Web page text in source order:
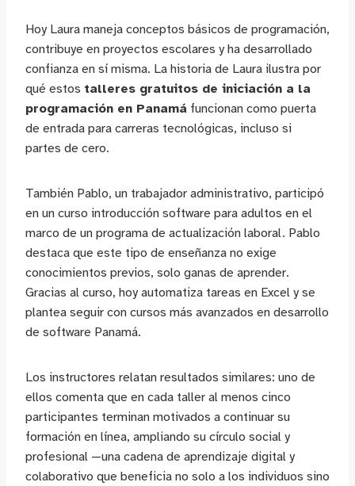
Hoy Laura maneja conceptos básicos de programación,
contribuye en proyectos escolares y ha desarrollado
confianza en sí misma. La historia de Laura ilustra por
qué estos talleres gratuitos de iniciación a la
programación en Panamá funcionan como puerta
de entrada para carreras tecnológicas, incluso si
partes de cero.
También Pablo, un trabajador administrativo, participó
en un curso introducción software para adultos en el
marco de un programa de actualización laboral. Pablo
destaca que este tipo de enseñanza no exige
conocimientos previos, solo ganas de aprender.
Gracias al curso, hoy automatiza tareas en Excel y se
plantea seguir con cursos más avanzados en desarrollo
de software Panamá.
Los instructores relatan resultados similares: uno de
ellos comenta que en cada taller al menos cinco
participantes terminan motivados a continuar su
formación en línea, ampliando su círculo social y
profesional —una cadena de aprendizaje digital y
colaborativo que beneficia no solo a los individuos sino